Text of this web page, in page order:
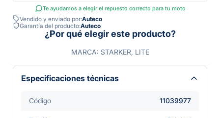
Te ayudamos a elegir el repuesto correcto para tu moto
Vendido y enviado por:Auteco
Garantía del producto:Auteco
¿Por qué elegir este producto?
MARCA: STARKER, LITE
Especificaciones técnicas
Código 11039977